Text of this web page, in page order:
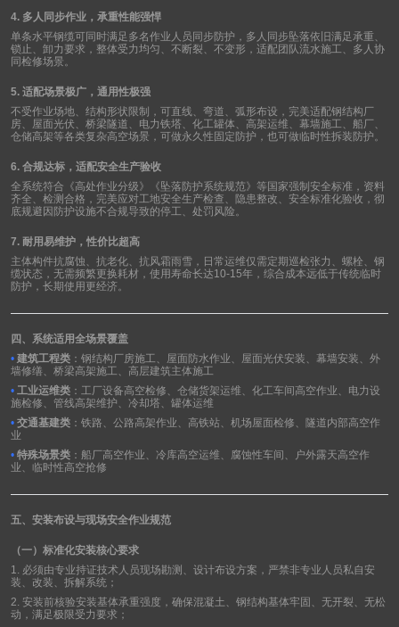
4. 多人同步作业，承重性能强悍
单条水平钢缆可同时满足多名作业人员同步防护，多人同步坠落依旧满足承重、
锁止、卸力要求，整体受力均匀、不断裂、不变形，适配团队流水施工、多人协
同检修场景。
5. 适配场景极广，通用性极强
不受作业场地、结构形状限制，可直线、弯道、弧形布设，完美适配钢结构厂
房、屋面光伏、桥梁隧道、电力铁塔、化工罐体、高架运维、幕墙施工、船厂、
仓储高架等各类复杂高空场景，可做永久性固定防护，也可做临时性拆装防护。
6. 合规达标，适配安全生产验收
全系统符合《高处作业分级》《坠落防护系统规范》等国家强制安全标准，资料
齐全、检测合格，完美应对工地安全生产检查、隐患整改、安全标准化验收，彻
底规避因防护设施不合规导致的停工、处罚风险。
7. 耐用易维护，性价比超高
主体构件抗腐蚀、抗老化、抗风霜雨雪，日常运维仅需定期巡检张力、螺栓、钢
缆状态，无需频繁更换耗材，使用寿命长达10-15年，综合成本远低于传统临时
防护，长期使用更经济。
四、系统适用全场景覆盖
• 建筑工程类 ：钢结构厂房施工、屋面防水作业、屋面光伏安装、幕墙安装、外
墙修缮、桥梁高架施工、高层建筑主体施工
• 工业运维类 ：工厂设备高空检修、仓储货架运维、化工车间高空作业、电力设
施检修、管线高架维护、冷却塔、罐体运维
• 交通基建类 ：铁路、公路高架作业、高铁站、机场屋面检修、隧道内部高空作
业
• 特殊场景类 ：船厂高空作业、冷库高空运维、腐蚀性车间、户外露天高空作
业、临时性高空抢修
五、安装布设与现场安全作业规范
（一）标准化安装核心要求
1. 必须由专业持证技术人员现场勘测、设计布设方案，严禁非专业人员私自安
装、改装、拆解系统；
2. 安装前核验安装基体承重强度，确保混凝土、钢结构基体牢固、无开裂、无松
动，满足极限受力要求；